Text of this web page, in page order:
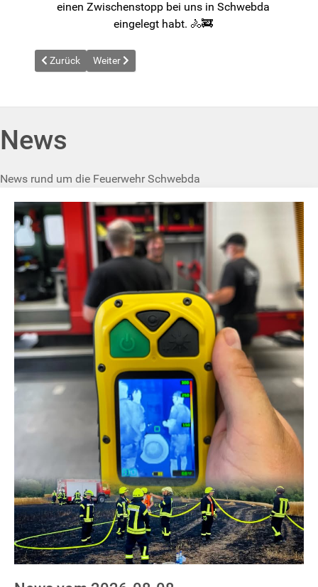
einen Zwischenstopp bei uns in Schwebda
eingelegt habt. 🚴🚒
Vorheriger Beitrag: News vom 2025-05-01
Zurück Nächster Beitrag: News vom 2025-05-12
Weiter
News
News rund um die Feuerwehr Schwebda